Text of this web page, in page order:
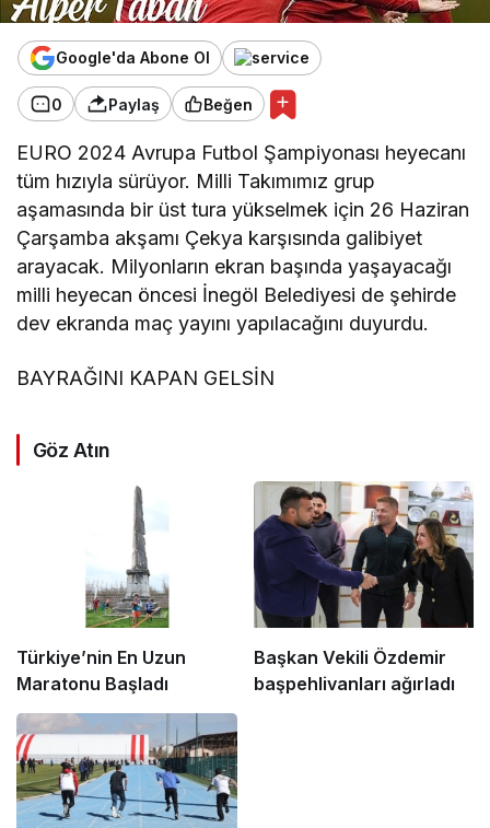
Google'da Abone Ol
0 Paylaş Beğen
EURO 2024 Avrupa Futbol Şampiyonası heyecanı
tüm hızıyla sürüyor. Milli Takımımız grup
aşamasında bir üst tura yükselmek için 26 Haziran
Çarşamba akşamı Çekya karşısında galibiyet
arayacak. Milyonların ekran başında yaşayacağı
milli heyecan öncesi İnegöl Belediyesi de şehirde
dev ekranda maç yayını yapılacağını duyurdu.
BAYRAĞINI KAPAN GELSİN
Göz Atın
Türkiye’nin En Uzun
Maratonu Başladı
Başkan Vekili Özdemir
başpehlivanları ağırladı